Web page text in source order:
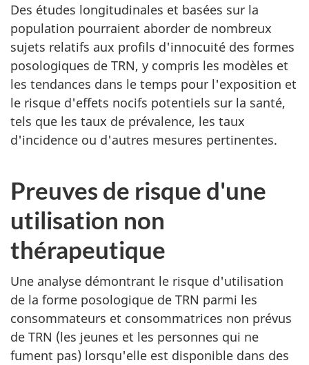
Des études longitudinales et basées sur la
population pourraient aborder de nombreux
sujets relatifs aux profils d'innocuité des formes
posologiques de TRN, y compris les modèles et
les tendances dans le temps pour l'exposition et
le risque d'effets nocifs potentiels sur la santé,
tels que les taux de prévalence, les taux
d'incidence ou d'autres mesures pertinentes.
Preuves de risque d'une
utilisation non
thérapeutique
Une analyse démontrant le risque d'utilisation
de la forme posologique de TRN parmi les
consommateurs et consommatrices non prévus
de TRN (les jeunes et les personnes qui ne
fument pas) lorsqu'elle est disponible dans des